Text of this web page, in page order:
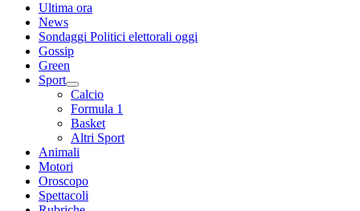
Ultima ora
News
Sondaggi Politici elettorali oggi
Gossip
Green
Sport
Calcio
Formula 1
Basket
Altri Sport
Animali
Motori
Oroscopo
Spettacoli